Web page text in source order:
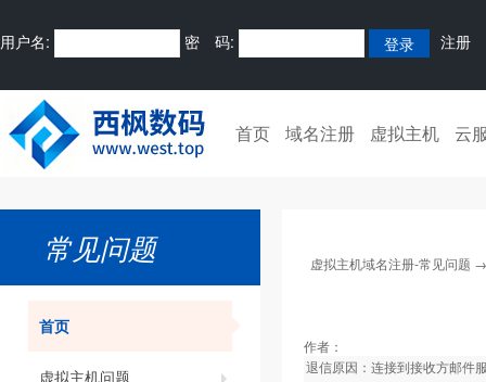
用户名: 密 码: 注册
首页 域名注册 虚拟主机 云
常见问题
首页
虚拟主机问题
虚拟主机域名注册-常见问题
作者：
退信原因：连接到接收方邮件